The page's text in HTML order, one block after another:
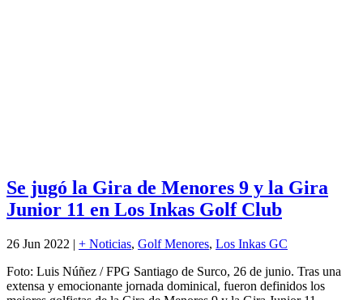
Se jugó la Gira de Menores 9 y la Gira
Junior 11 en Los Inkas Golf Club
26 Jun 2022 | + Noticias, Golf Menores, Los Inkas GC
Foto: Luis Núñez / FPG Santiago de Surco, 26 de junio. Tras una
extensa y emocionante jornada dominical, fueron definidos los